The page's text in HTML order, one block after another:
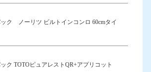
ク ノーリツ ビルトインコンロ 60cmタイ
ク TOTOピュアレストQR+アプリコット